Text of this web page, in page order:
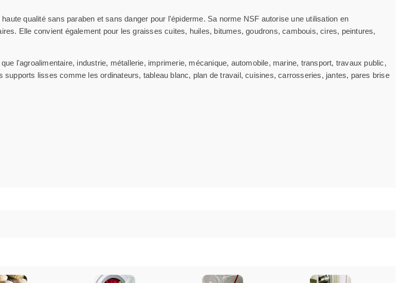
qualité sans paraben et sans danger pour l'épiderme. Sa norme NSF autorise une utilisation en
Elle convient également pour les graisses cuites, huiles, bitumes, goudrons, cambouis, cires, peintures,
l'agroalimentaire, industrie, métallerie, imprimerie, mécanique, automobile, marine, transport, travaux public,
lisses comme les ordinateurs, tableau blanc, plan de travail, cuisines, carrosseries, jantes, pares brise